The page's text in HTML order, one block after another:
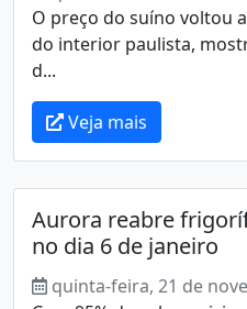
O preço do suíno voltou
do interior paulista,
d...
Veja mais
Aurora reabre
no dia 6 de janeiro
quinta-feira, 21 de